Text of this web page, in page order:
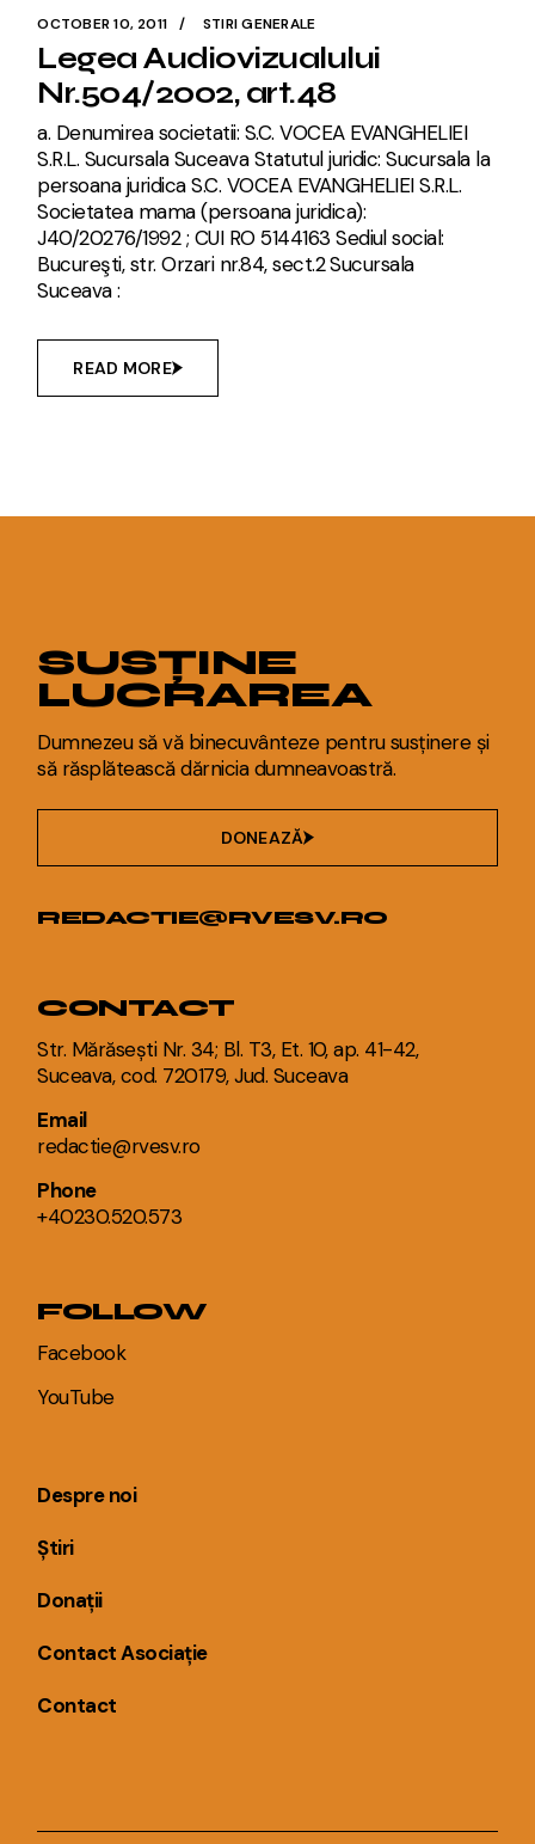
OCTOBER 10, 2011 STIRI GENERALE
Legea Audiovizualului
Nr.504/2002, art.48
a. Denumirea societatii: S.C. VOCEA EVANGHELIEI
S.R.L. Sucursala Suceava Statutul juridic: Sucursala la
persoana juridica S.C. VOCEA EVANGHELIEI S.R.L.
Societatea mama (persoana juridica):
J40/20276/1992 ; CUI RO 5144163 Sediul social:
Bucureşti, str. Orzari nr.84, sect.2 Sucursala
Suceava :
READ MORE
SUSȚINE
LUCRAREA
Dumnezeu să vă binecuvânteze pentru susținere și
să răsplătească dărnicia dumneavoastră.
DONEAZĂ
REDACTIE@RVESV.RO
CONTACT
Str. Mărăsești Nr. 34; Bl. T3, Et. 10, ap. 41-42,
Suceava, cod. 720179, Jud. Suceava
Email
redactie@rvesv.ro
Phone
+40230.520.573
FOLLOW
Facebook
YouTube
Despre noi
Știri
Donații
Contact Asociație
Contact